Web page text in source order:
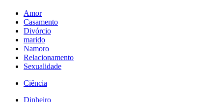
Amor
Casamento
Divórcio
marido
Namoro
Relacionamento
Sexualidade
Ciência
Dinheiro